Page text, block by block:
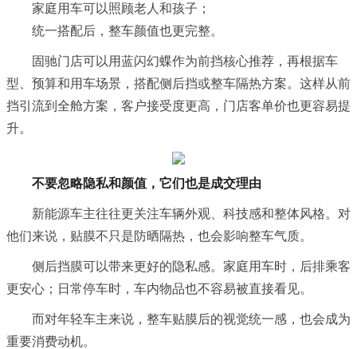
家庭用车可以照顾老人和孩子；
统一搭配后，整车颜值也更完整。
固驰门店可以用蓝闪幻蝶作为前挡核心推荐，再根据车
型、预算和用车场景，搭配侧后挡或整车隔热方案。这样从前
挡引流到全舱方案，客户接受度更高，门店客单价也更容易提
升。
不要忽略隐私和颜值，它们也是成交理由
新能源车主往往更关注车辆外观、科技感和整体风格。对
他们来说，贴膜不只是防晒隔热，也会影响整车气质。
侧后挡膜可以带来更好的隐私感。家庭用车时，后排乘客
更安心；日常停车时，车内物品也不容易被直接看见。
而对年轻车主来说，整车贴膜后的视觉统一感，也会成为
重要消费动机。